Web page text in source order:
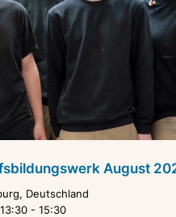
August
Deutschland
13:30 - 15:30